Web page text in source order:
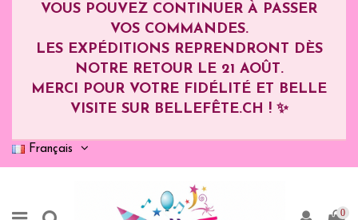
VOUS POUVEZ CONTINUER À PASSER
VOS COMMANDES.
LES EXPÉDITIONS REPRENDRONT DÈS
NOTRE RETOUR LE 21 AOÛT.
MERCI POUR VOTRE FIDÉLITÉ ET BELLE
VISITE SUR BELLEFÊTE.CH ! ✨
Français
0